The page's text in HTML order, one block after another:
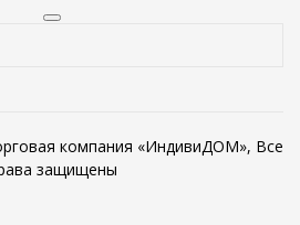
компания «ИндивиДОМ», Все
защищены